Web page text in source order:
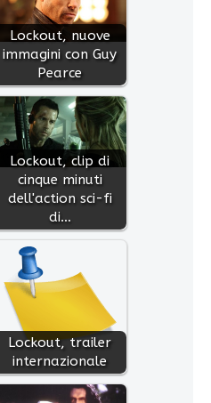
Lockout, nuove
immagini con Guy
Pearce
Lockout, clip di
cinque minuti
dell'action sci-fi
di…
Lockout, trailer
internazionale